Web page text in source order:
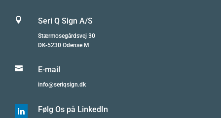
 Seri Q Sign A/S
Stærmosegårdsvej 30
DK-5230 Odense M
 E-mail
info@seriqsign.dk
 Følg Os på LinkedIn